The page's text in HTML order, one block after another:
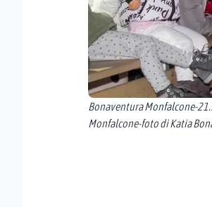
Bonaventura Monfalcone-
Monfalcone-foto di Katia